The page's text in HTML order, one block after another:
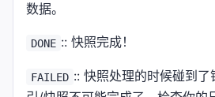
数据。
DONE :: 快照完成！
FAILED :: 快照处理的时候碰到